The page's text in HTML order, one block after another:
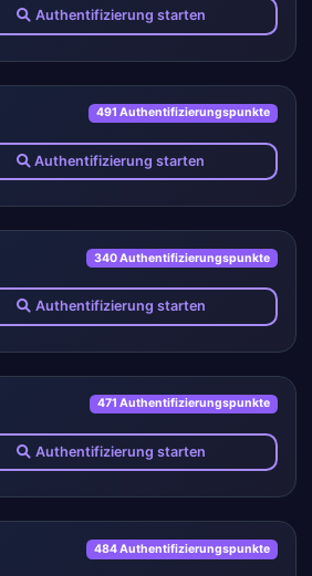
Authentifizierung starten
491 Authentifizierungspunkte
Authentifizierung starten
340 Authentifizierungspunkte
Authentifizierung starten
471 Authentifizierungspunkte
Authentifizierung starten
484 Authentifizierungspunkte